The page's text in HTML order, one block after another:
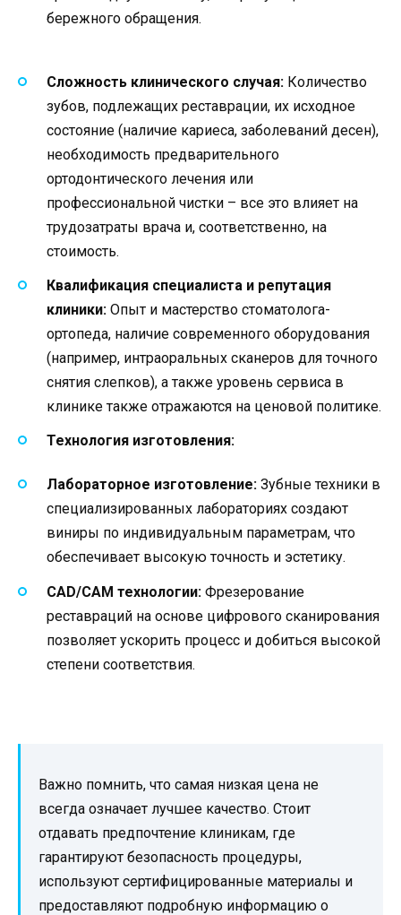
бережного обращения.
Сложность клинического случая: Количество
зубов, подлежащих реставрации, их исходное
состояние (наличие кариеса, заболеваний десен),
необходимость предварительного
ортодонтического лечения или
профессиональной чистки – все это влияет на
трудозатраты врача и, соответственно, на
стоимость.
Квалификация специалиста и репутация
клиники: Опыт и мастерство стоматолога-
ортопеда, наличие современного оборудования
(например, интраоральных сканеров для точного
снятия слепков), а также уровень сервиса в
клинике также отражаются на ценовой политике.
Технология изготовления:
Лабораторное изготовление: Зубные техники в
специализированных лабораториях создают
виниры по индивидуальным параметрам, что
обеспечивает высокую точность и эстетику.
CAD/CAM технологии: Фрезерование
реставраций на основе цифрового сканирования
позволяет ускорить процесс и добиться высокой
степени соответствия.
Важно помнить, что самая низкая цена не
всегда означает лучшее качество. Стоит
отдавать предпочтение клиникам, где
гарантируют безопасность процедуры,
используют сертифицированные материалы и
предоставляют подробную информацию о